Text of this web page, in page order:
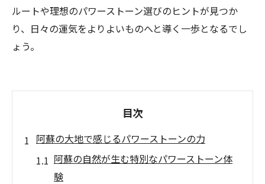
ルートや理想のパワーストーン選びのヒントが見つか
り、日々の運気をよりよいものへと導く一歩となるでし
ょう。
目次
阿蘇の大地で感じるパワーストーンの力
阿蘇の自然が生む特別なパワーストーン体
験